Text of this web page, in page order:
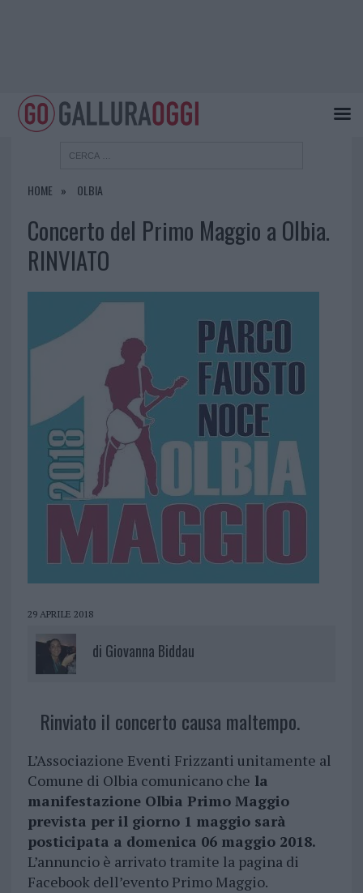
HOME OLBIA
Concerto del Primo Maggio a Olbia.
RINVIATO
29 APRILE 2018
di Giovanna Biddau
Rinviato il concerto causa maltempo.
L’Associazione Eventi Frizzanti unitamente al
Comune di Olbia comunicano che la
manifestazione Olbia Primo Maggio
prevista per il giorno 1 maggio sarà
posticipata a domenica 06 maggio 2018.
L’annuncio è arrivato tramite la pagina di
Facebook dell’evento Primo Maggio.